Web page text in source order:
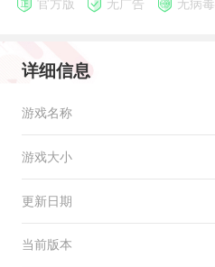
官方版 无广告 无病毒
详细信息
游戏名称
游戏大小
更新日期
当前版本